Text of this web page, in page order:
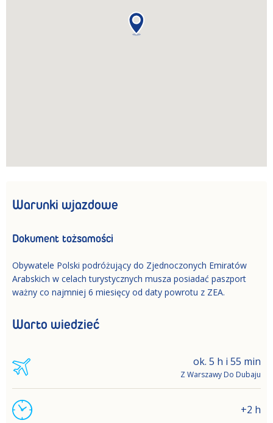
Warunki wjazdowe
Dokument tożsamości
Obywatele Polski podróżujący do Zjednoczonych Emiratów
Arabskich w celach turystycznych musza posiadać paszport
ważny co najmniej 6 miesięcy od daty powrotu z ZEA.
Warto wiedzieć
ok. 5 h i 55 min
Z Warszawy Do Dubaju
+2 h